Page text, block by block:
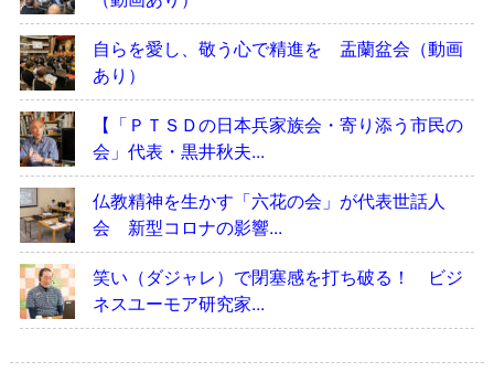
自らを愛し、敬う心で精進を 盂蘭盆会（動画
あり）
【「ＰＴＳＤの日本兵家族会・寄り添う市民の
会」代表・黒井秋夫...
仏教精神を生かす「六花の会」が代表世話人
会 新型コロナの影響...
笑い（ダジャレ）で閉塞感を打ち破る！ ビジ
ネスユーモア研究家...